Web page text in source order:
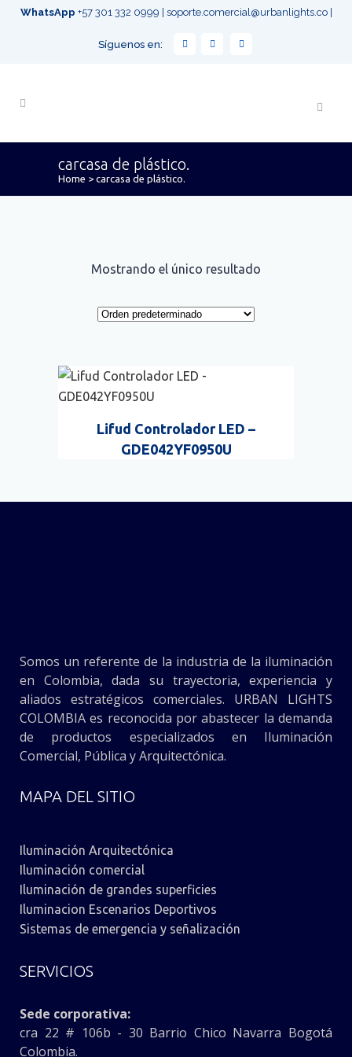
WhatsApp +57 301 332 0999 soporte.comercial@urbanlights.co|
Síguenos en:
carcasa de plástico.
Home > carcasa de plástico.
Mostrando el único resultado
Lifud Controlador LED –
GDE042YF0950U
Somos un referente de la industria de la iluminación
en Colombia, dada su trayectoria, experiencia y
aliados estratégicos comerciales. URBAN LIGHTS
COLOMBIA es reconocida por abastecer la demanda
de productos especializados en Iluminación
Comercial, Pública y Arquitectónica.
MAPA DEL SITIO
Iluminación Arquitectónica
Iluminación comercial
Iluminación de grandes superficies
Iluminacion Escenarios Deportivos
Sistemas de emergencia y señalización
SERVICIOS
Sede corporativa:
cra 22 # 106b - 30 Barrio Chico Navarra Bogotá
Colombia.